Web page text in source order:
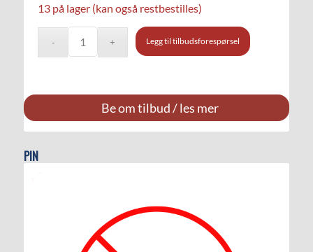
13 på lager (kan også restbestilles)
Legg til tilbudsforespørsel
Be om tilbud / les mer
PIN